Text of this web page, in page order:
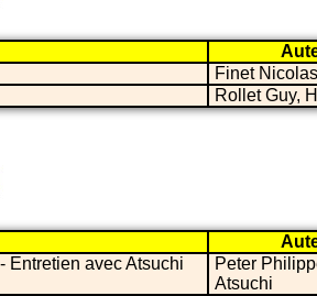
Finet Nicolas
Rollet Guy,
Entretien avec Atsuchi
Peter
Atsuchi